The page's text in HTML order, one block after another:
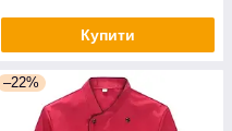
Купити
–22%